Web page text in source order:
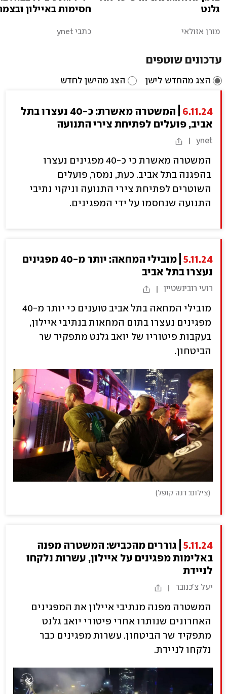
גלנט
מורן אזולאי
חסימות באיילון
כתבי ynet
עדכונים שוטפים
הצג מהחדש לישן הצג מהישן לחדש
6.11.24
המשטרה מאשרת: כ-40 נעצרו בתל
אביב, פועלים לפתיחת צירי התנועה
ynet
המשטרה מאשרת כי כ-40 מפגינים נעצרו
בהפגנה בתל אביב. כעת, נמסר, פועלים
השוטרים לפתיחת צירי התנועה וניקוי נתיבי
התנועה שנחסמו על ידי המפגינים.
5.11.24
מובילי המחאה: יותר מ-40 מפגינים
נעצרו בתל אביב
רועי רובינשטיין
מובילי המחאה בתל אביב טוענים כי יותר מ-40
מפגינים נעצרו בתום המחאות בנתיבי איילון,
בעקבות פיטוריו של יואב גלנט מתפקיד שר
הביטחון.
(צילום: דנה קופל)
5.11.24
גוררים מהכביש: המשטרה מפנה
באלימות מפגינים על איילון, עשרות נלקחו
לניידת
יעל צ'כנובר
המשטרה מפנה מנתיבי איילון את המפגינים
האחרונים שנותרו אחרי פיטורי יואב גלנט
מתפקיד שר הביטחון. עשרות מפגינים כבר
נלקחו לניידת.